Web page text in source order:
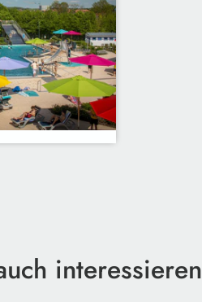
interessieren